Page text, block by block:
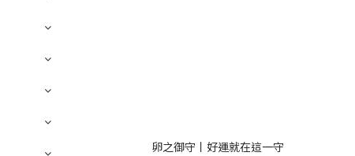
卵之御守丨好運就在這一守